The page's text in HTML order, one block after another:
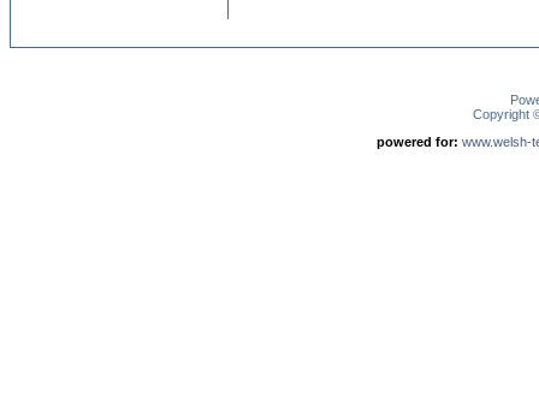
Copyright
powered for: www.welsh-